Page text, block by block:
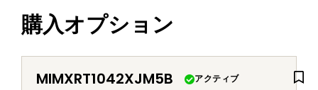
購入オプション
MIMXRT1042XJM5B アクティブ